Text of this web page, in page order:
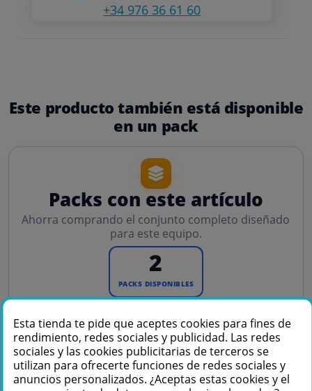
+34 976 36 61 60
Este producto también está disponible
en un pack
Packs con este artículo
Ahorra comprando el conjunto completo diseñado
para este equipo.
2
PACKS DISPONIBLES
PACK PACK
Esta tienda te pide que aceptes cookies para fines de
rendimiento, redes sociales y publicidad. Las redes
sociales y las cookies publicitarias de terceros se
utilizan para ofrecerte funciones de redes sociales y
anuncios personalizados. ¿Aceptas estas cookies y el